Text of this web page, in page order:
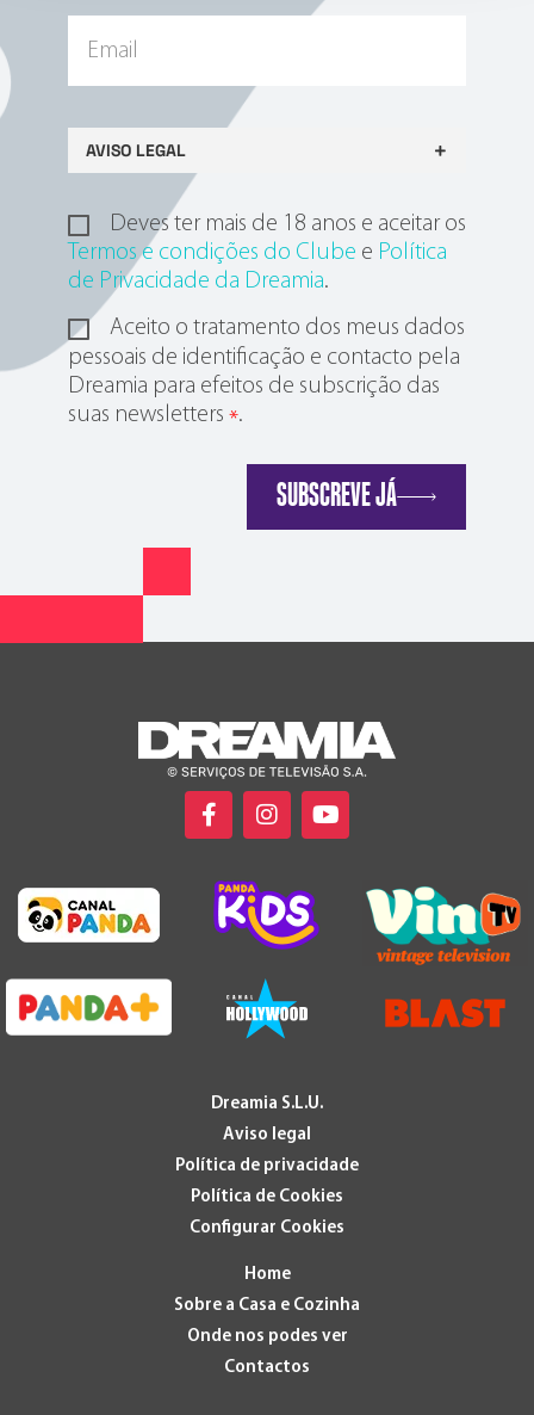
AVISO LEGAL
Deves ter mais de 18 anos e aceitar os
Termos e condições do Clube e Política
de Privacidade da Dreamia.
Aceito o tratamento dos meus dados
pessoais de identificação e contacto pela
Dreamia para efeitos de subscrição das
suas newsletters *.
SUBSCREVE JÁ
Dreamia S.L.U.
Aviso legal
Política de privacidade
Política de Cookies
Configurar Cookies
Home
Sobre a Casa e Cozinha
Onde nos podes ver
Contactos